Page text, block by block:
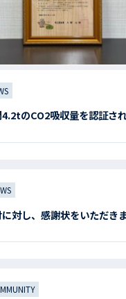
4.2tのCO2吸収量を認証さ
対し、感謝状をいただき